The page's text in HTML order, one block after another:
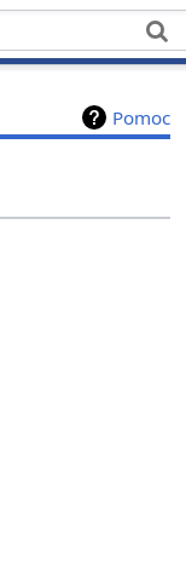
Pomoc